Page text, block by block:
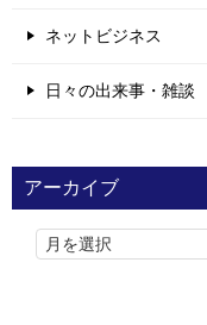
ネットビジネス
日々の出来事・雑談
アーカイブ